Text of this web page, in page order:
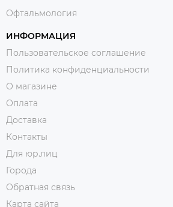
Офтальмология
ИНФОРМАЦИЯ
Пользовательское соглашение
Политика конфиденциальности
О магазине
Оплата
Доставка
Контакты
Для юр.лиц
Города
Обратная связь
Карта сайта